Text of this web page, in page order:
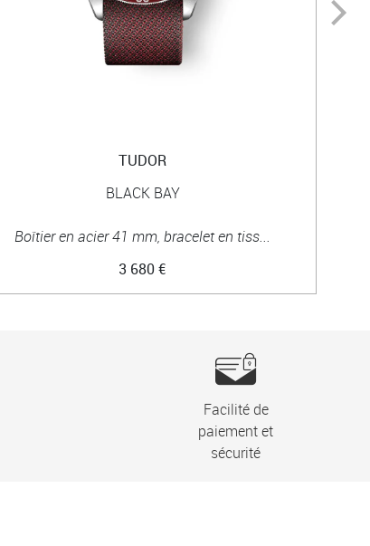
TUDOR
BLACK BAY
Boîtier en acier 41 mm, bracelet en tiss...
3 680 €
Facilité de
paiement et
sécurité